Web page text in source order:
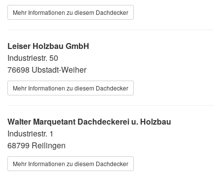
Mehr Informationen zu diesem Dachdecker
Leiser Holzbau GmbH
Industriestr. 50
76698 Ubstadt-Weiher
Mehr Informationen zu diesem Dachdecker
Walter Marquetant Dachdeckerei u. Holzbau
Industriestr. 1
68799 Reilingen
Mehr Informationen zu diesem Dachdecker